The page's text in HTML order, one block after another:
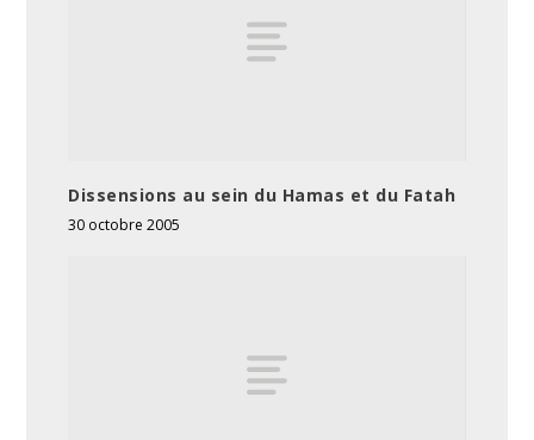
Dissensions au sein du Hamas et du Fatah
30 octobre 2005